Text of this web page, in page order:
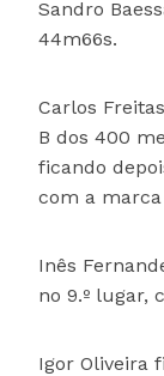
Sandro
44m66s.
Carlos
B dos 400
ficando
com a marca
Inês
no 9.º lugar,
Igor Oliveira